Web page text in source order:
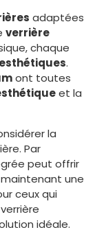
adaptées
verrière
chaque
.
ont toutes
et la
la
Par
peut offrir
une
ceux qui
idéale.